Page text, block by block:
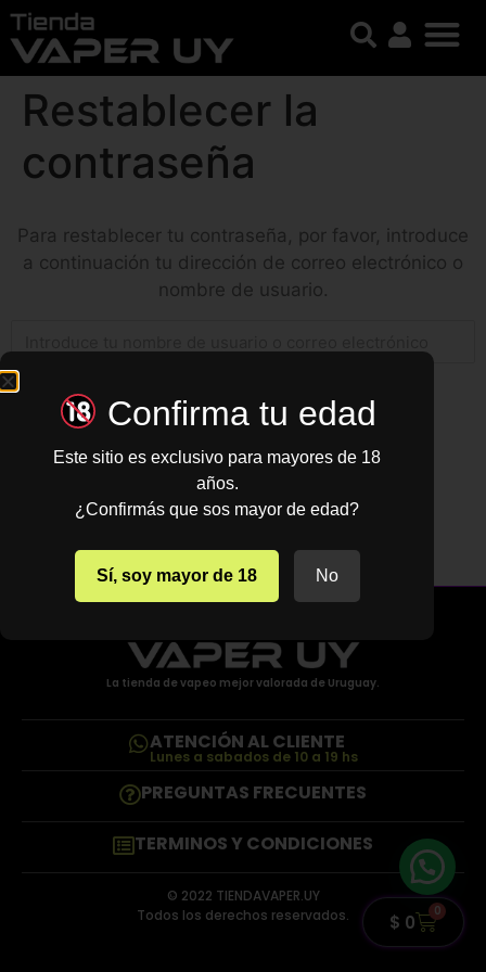
$ 0 0
Restablecer la
contraseña
Para restablecer tu contraseña, por favor, introduce
a continuación tu dirección de correo electrónico o
nombre de usuario.
La tienda de vapeo mejor valorada de Uruguay.
ATENCIÓN AL CLIENTE
Lunes a sabados de 10 a 19 hs
PREGUNTAS FRECUENTES
TERMINOS Y CONDICIONES
© 2022 TIENDAVAPER.UY
Todos los derechos reservados.
Confirma tu edad
Este sitio es exclusivo para mayores de 18
años.
¿Confirmás que sos mayor de edad?
Sí, soy mayor de 18 No